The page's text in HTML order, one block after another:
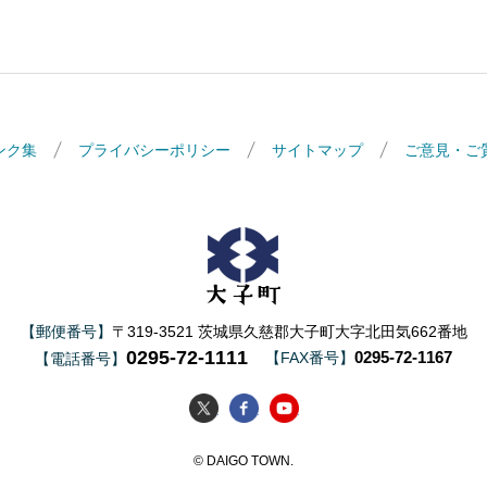
ク集 プライバシーポリシー サイトマップ ご意見・ご
【郵便番号】 〒319-3521 茨城県久慈郡大子町大字北田気662番地
【電話番号】 0295-72-1111 【FAX番号】 0295-72-1167
大子町Twitter
大子町Facebook
大子町YouTube
© DAIGO TOWN.